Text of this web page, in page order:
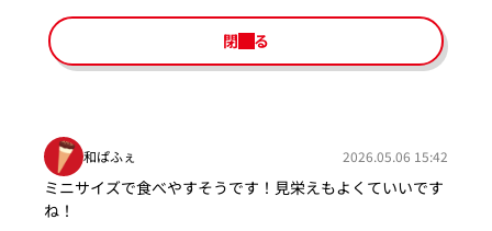
閉じる
和ぱふぇ 2026.05.06 15:42
ミニサイズで食べやすそうです！見栄えもよくていいです
ね！